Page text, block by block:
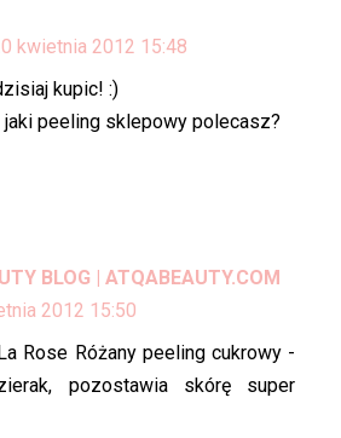
kwietnia 2012 15:48
kupic! :)
jaki peeling sklepowy polecasz?
BLOG | ATQABEAUTY.COM
2012 15:50
Rose Różany peeling cukrowy -
pozostawia skórę super